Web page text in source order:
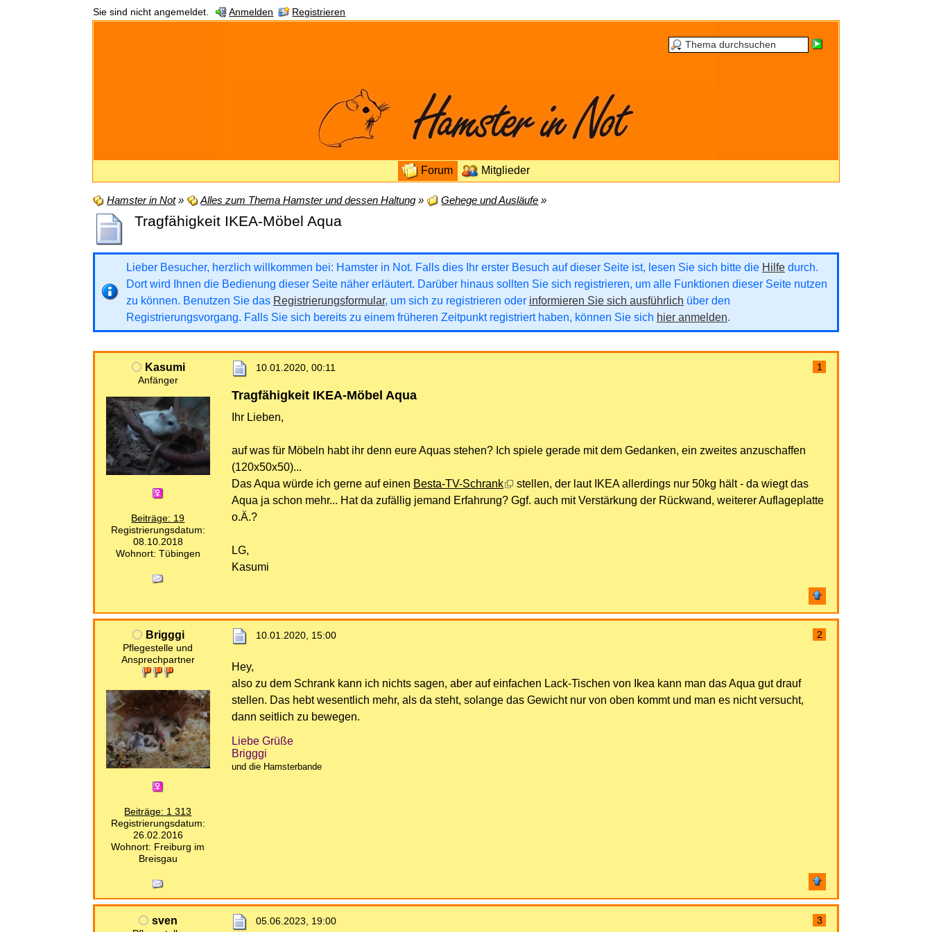
Sie sind nicht angemeldet. Anmelden Registrieren
Forum Mitglieder
Hamster in Not» Alles zum Thema Hamster und dessen Haltung » Gehege und Ausläufe »
Tragfähigkeit IKEA-Möbel Aqua
Lieber Besucher, herzlich willkommen bei: Hamster in Not. Falls dies Ihr erster Besuch auf dieser Seite ist, lesen Sie sich bitte die Hilfedurch.
Dort wird Ihnen die Bedienung dieser Seite näher erläutert. Darüber hinaus sollten Sie sich registrieren, um alle Funktionen dieser Seite nutzen
zu können. Benutzen Sie das Registrierungsformular, um sich zu registrieren oder informieren Sie sich ausführlich über den
Registrierungsvorgang. Falls Sie sich bereits zu einem früheren Zeitpunkt registriert haben, können Sie sich hier anmelden.
Kasumi
Anfänger
Beiträge: 19
Registrierungsdatum:
08.10.2018
Wohnort: Tübingen
1
10.01.2020, 00:11
Tragfähigkeit IKEA-Möbel Aqua
Ihr Lieben,
auf was für Möbeln habt ihr denn eure Aquas stehen? Ich spiele gerade mit dem Gedanken, ein zweites anzuschaffen
(120x50x50)...
Das Aqua würde ich gerne auf einen Besta-TV-Schrank
stellen, der laut IKEA allerdings nur 50kg hält - da wiegt das
Aqua ja schon mehr... Hat da zufällig jemand Erfahrung? Ggf. auch mit Verstärkung der Rückwand, weiterer Auflageplatte
o.Ä.?
LG,
Kasumi
Brigggi
Pflegestelle und
Ansprechpartner
Beiträge: 1 313
Registrierungsdatum:
26.02.2016
Wohnort: Freiburg im
Breisgau
2
10.01.2020, 15:00
Hey,
also zu dem Schrank kann ich nichts sagen, aber auf einfachen Lack-Tischen von Ikea kann man das Aqua gut drauf
stellen. Das hebt wesentlich mehr, als da steht, solange das Gewicht nur von oben kommt und man es nicht versucht,
dann seitlich zu bewegen.
Liebe Grüße
Brigggi
und die Hamsterbande
sven 3
05.06.2023, 19:00